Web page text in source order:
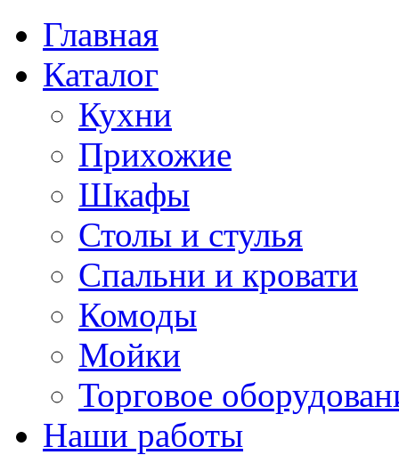
Главная
Каталог
Кухни
Прихожие
Шкафы
Столы и стулья
Спальни и кровати
Комоды
Мойки
Торговое
Наши работы